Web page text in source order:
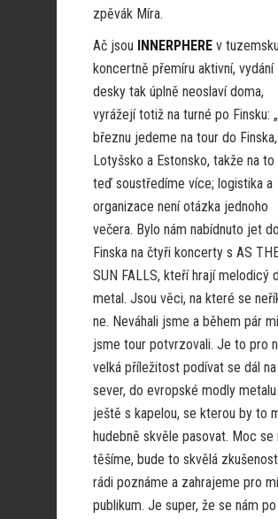
zpěvák Míra.
Ač jsou INNERPHERE v tuzemsku
koncertně přemíru aktivní, vydání
desky tak úplně neoslaví doma,
vyrážejí totiž na turné po Finsku:
březnu jedeme na tour do
Lotyšsko a Estonsko, takže na to
teď soustředíme více; logistika a
organizace není otázka jednoho
večera. Bylo nám nabídnuto jet do
Finska na čtyři koncerty s AS
SUN FALLS, kteří hrají melodicý
metal. Jsou věci, na které se
ne. Neváhali jsme a během pár
jsme tour potvrzovali. Je to pro
velká příležitost podívat se dál na
sever, do evropské modly
ještě s kapelou, se kterou by to
hudebně skvěle pasovat. Moc se
těšíme, bude to skvělá
rádi poznáme a zahrajeme pro
publikum. Je super, že se nám po